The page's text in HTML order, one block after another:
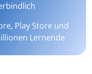
Play Store und
Lernende